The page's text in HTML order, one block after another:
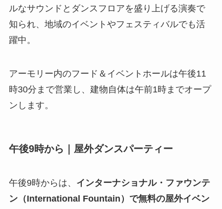
ルなサウンドとダンスフロアを盛り上げる演奏で
知られ、地域のイベントやフェスティバルでも活
躍中。
アーモリー内のフード＆イベントホールは午後11
時30分まで営業し、建物自体は午前1時までオープ
ンします。
午後9時から｜屋外ダンスパーティー
午後9時からは、 インターナショナル・ファウンテ
ン（International Fountain）で無料の屋外イベン